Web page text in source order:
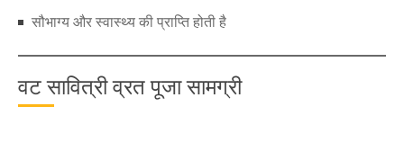
सौभाग्य और स्वास्थ्य की प्राप्ति होती है
वट सावित्री व्रत पूजा सामग्री